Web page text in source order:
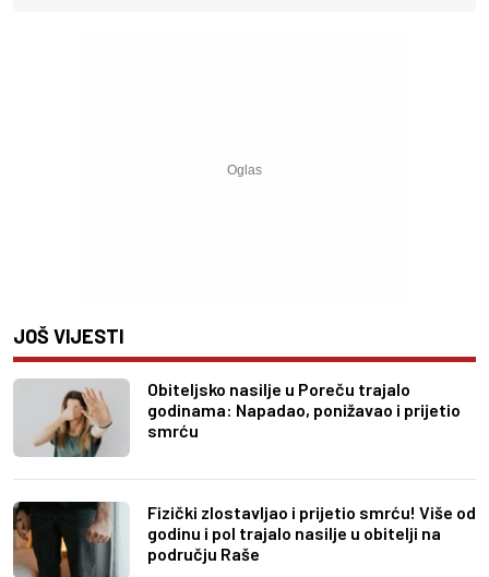
JOŠ VIJESTI
Obiteljsko nasilje u Poreču trajalo
godinama: Napadao, ponižavao i prijetio
smrću
Fizički zlostavljao i prijetio smrću! Više od
godinu i pol trajalo nasilje u obitelji na
području Raše